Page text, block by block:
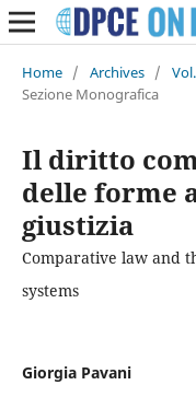
Home / Archives /
Sezione Monografica
Il diritto
delle forme
giustizia
Comparative law and
systems
Giorgia Pavani